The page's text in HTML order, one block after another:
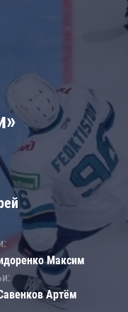
Максим
Артём